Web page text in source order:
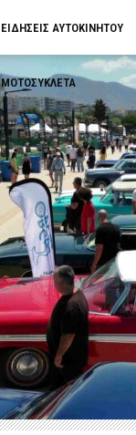
ΕΙΔΗΣΕΙΣ ΑΥΤΟΚΙΝΗΤΟΥ
ΜΟΤΟΣΥΚΛΕΤΑ